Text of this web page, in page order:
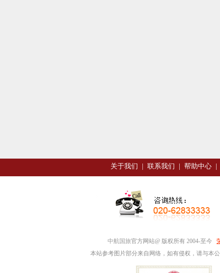
关于我们 联系我们 帮助中心
中航国旅官方网站@ 版权所有 2004-至今
本站参考图片部分来自网络，如有侵权，请与本